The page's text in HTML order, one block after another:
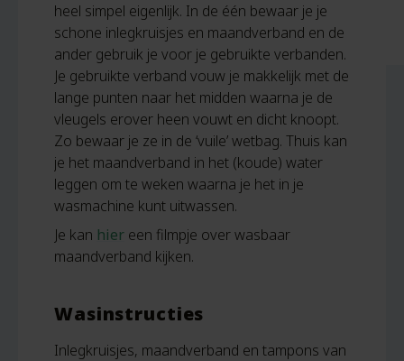
heel simpel eigenlijk. In de één bewaar je je
schone inlegkruisjes en maandverband en de
ander gebruik je voor je gebruikte verbanden.
Je gebruikte verband vouw je makkelijk met de
lange punten naar het midden waarna je de
vleugels erover heen vouwt en dicht knoopt.
Zo bewaar je ze in de ‘vuile’ wetbag. Thuis kan
je het maandverband in het (koude) water
leggen om te weken waarna je het in je
wasmachine kunt uitwassen.
Je kan hier een filmpje over wasbaar
maandverband kijken.
Wasinstructies
Inlegkruisjes, maandverband en tampons van